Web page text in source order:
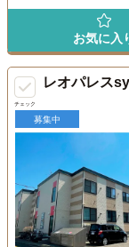
お気に入
チェック
レオパレス
募集中